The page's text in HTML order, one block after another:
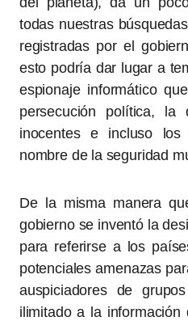
todas nuestras
registradas por el
esto podría dar lugar a
espionaje informático
persecución política, la
inocentes e incluso
nombre de la seguridad
De la misma manera
gobierno se inventó la
para referirse a los
potenciales amenazas
auspiciadores de
ilimitado a la